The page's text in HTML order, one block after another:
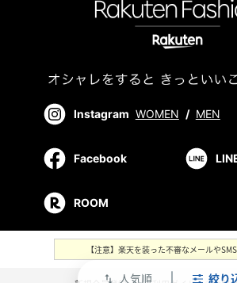
swap_vert 人気順 絞り
Instagram WOMEN / MEN
Facebook
ROOM
【注意】楽天を装った不審なメールや